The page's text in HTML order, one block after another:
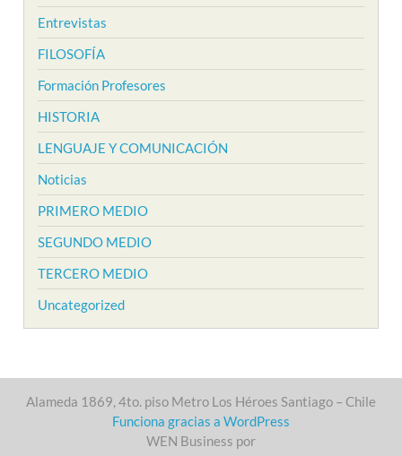
Entrevistas
FILOSOFÍA
Formación Profesores
HISTORIA
LENGUAJE Y COMUNICACIÓN
Noticias
PRIMERO MEDIO
SEGUNDO MEDIO
TERCERO MEDIO
Uncategorized
Alameda 1869, 4to. piso Metro Los Héroes Santiago – Chile
Funciona gracias a WordPress
WEN Business por